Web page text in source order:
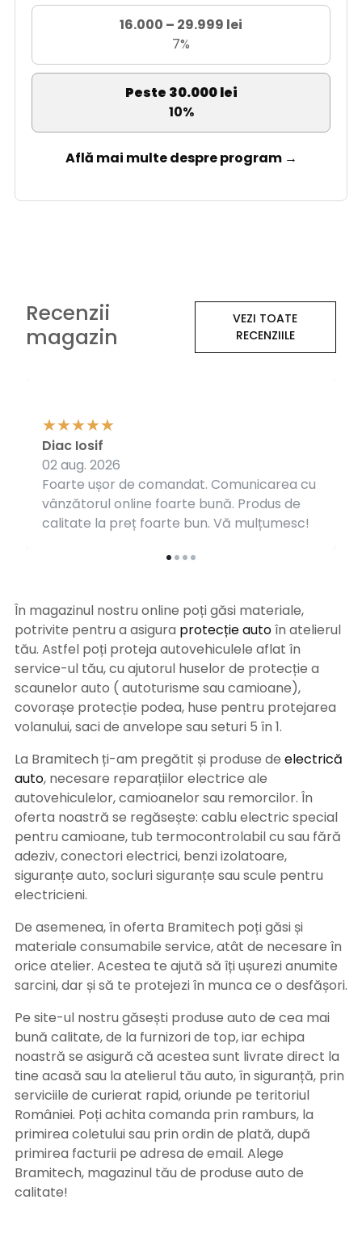
16.000 – 29.999 lei
7%
Peste 30.000 lei
10%
Află mai multe despre program →
Recenzii
magazin
VEZI TOATE
RECENZIILE
Foarte ușor de comandat. Comunicarea cu
vânzătorul online foarte bună. Produs de
calitate la preț foarte bun. Vă mulțumesc!
Diac Iosif
02 aug. 2026
În magazinul nostru online poți găsi materiale,
potrivite pentru a asigura protecție autoîn atelierul
tău. Astfel poți proteja autovehiculele aflat în
service-ul tău, cu ajutorul huselor de protecție a
scaunelor auto ( autoturisme sau camioane),
covorașe protecție podea, huse pentru protejarea
volanului, saci de anvelope sau seturi 5 în 1.
La Bramitech ți-am pregătit și produse de electrică
auto, necesare reparațiilor electrice ale
autovehiculelor, camioanelor sau remorcilor. În
oferta noastră se regăsește: cablu electric special
pentru camioane, tub termocontrolabil cu sau fără
adeziv, conectori electrici, benzi izolatoare,
siguranțe auto, socluri siguranțe sau scule pentru
electricieni.
De asemenea, în oferta Bramitech poți găsi și
materiale consumabile service, atât de necesare în
orice atelier. Acestea te ajută să îți ușurezi anumite
sarcini, dar și să te protejezi în munca ce o desfășori.
Pe site-ul nostru găsești produse auto de cea mai
bună calitate, de la furnizori de top, iar echipa
noastră se asigură că acestea sunt livrate direct la
tine acasă sau la atelierul tău auto, în siguranță, prin
serviciile de curierat rapid, oriunde pe teritoriul
României. Poți achita comanda prin ramburs, la
primirea coletului sau prin ordin de plată, după
primirea facturii pe adresa de email. Alege
Bramitech, magazinul tău de produse auto de
calitate!